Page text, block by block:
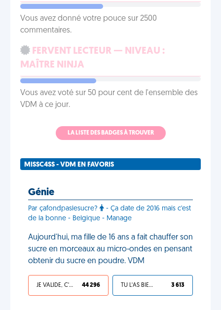
Vous avez donné votre pouce sur 2500
commentaires.
FERVENT LECTEUR — NIVEAU :
MAÎTRE NINJA
Vous avez voté sur 50 pour cent de l'ensemble des
VDM à ce jour.
LA LISTE DES BADGES À TROUVER
MISSC4SS - VDM EN FAVORIS
Génie
Par çafondpaslesucre?
- Ça date de 2016 mais c'est
de la bonne - Belgique - Manage
Aujourd'hui, ma fille de 16 ans a fait chauffer son
sucre en morceaux au micro-ondes en pensant
obtenir du sucre en poudre. VDM
JE VALIDE, C'EST UNE VDM 44 296 TU L'AS BIEN MÉRITÉ 3 613